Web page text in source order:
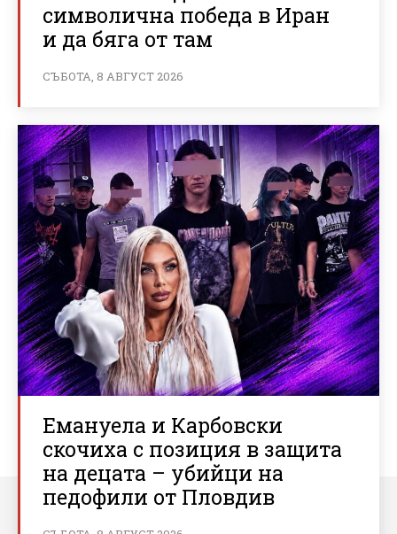
символична победа в Иран
и да бяга от там
СЪБОТА, 8 АВГУСТ 2026
Емануела и Карбовски
скочиха с позиция в защита
на децата – убийци на
педофили от Пловдив